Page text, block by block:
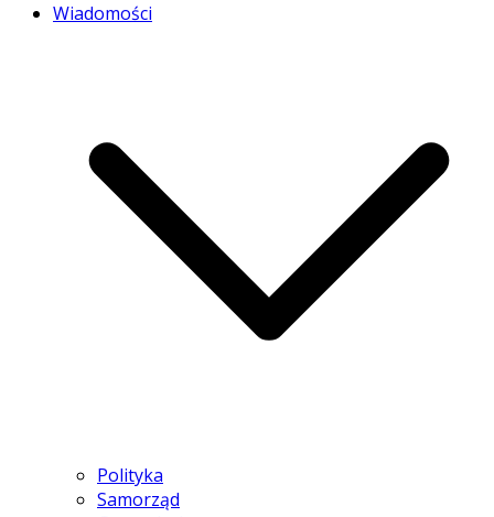
Wiadomości
Polityka
Samorząd